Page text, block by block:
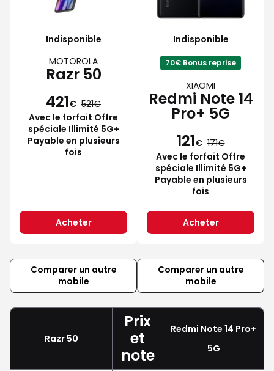
Indisponible
MOTOROLA
Razr 50
421€ 521
Avec le forfait Offre
spéciale Illimité 5G+
Payable en plusieurs
fois
Acheter
Indisponible
70€ Bonus reprise
XIAOMI
Redmi Note 14
Pro+ 5G
121€ 171
Avec le forfait Offre
spéciale Illimité 5G+
Payable en plusieurs
fois
Acheter
Comparer un autre
mobile
Comparer un autre
mobile
Razr 50
Prix
et
note
Redmi Note 14 Pro+
5G